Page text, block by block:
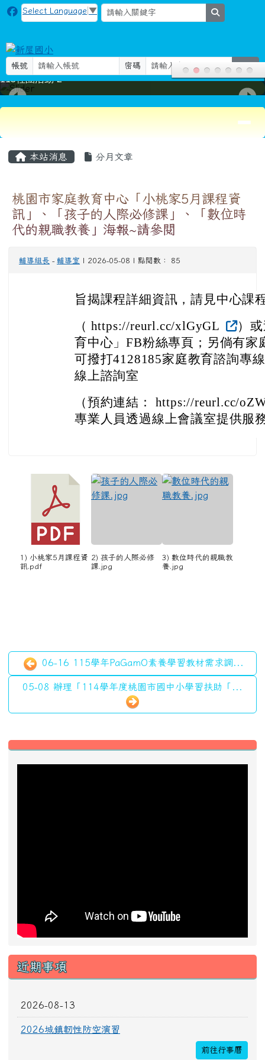
跳至主內容區
新屋國小
Select Language ▼
帳號 密碼 登入
115社團活動-2
本站消息 分月文章
桃園市家庭教育中心「小桃家5月課程資
訊」、「孩子的人際必修課」、「數位時
代的親職教養」海報~請參閱
輔導組長 - 輔導室 | 2026-05-08 | 點閱數： 85
旨揭課程詳細資訊，請見中心課
（ https://reurl.cc/xlGyGL
）
育中心」FB粉絲專頁；另倘有家
可撥打4128185家庭教育諮詢專
線上諮詢室
（預約連結： https://reurl.cc/
專業人員透過線上會議室提供服
1) 小桃家5月課程資
訊.pdf
2) 孩子的人際必修
課.jpg
3) 數位時代的親職教
養.jpg
06-16 115學年PaGamO素養學習教材需求調...
05-08 辦理「114學年度桃園市國中小學習扶助「...
左邊區域內容
近期事項
2026-08-13
2026城鎮韌性防空演習
前往行事曆